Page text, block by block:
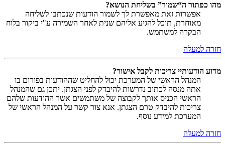
מהו כפתור ה“שמור” בשליחת הנושא?
אפשרות זאת מאפשרת לך לשמור הודעות שנכתבו לשליחה
מאוחרת, תוכל להגיע אליהם שנית לאחר השמירה ע"י ביקור בלוח
הבקרה למשתמש.
חזרה למעלה
מדוע הודעותיי צריכות לקבל אישור?
המנהל הראשי של המערכת יכול להחליט שההודעות בפורום בו
אתה מנסה לכתוב נדרשות להיבדק לפני הצגתן. יתכן גם שהמנהל
הראשי הכניס אותך לקבוצה של משתמשים אשר ההודעות שלהם
צריכות להיבדק טרם הצגתן. אנא צור קשר על המנהל הראשי של
המערכת למידע נוסף.
חזרה למעלה